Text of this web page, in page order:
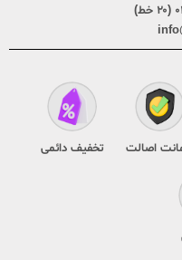
اصالت تخفیف دائمی